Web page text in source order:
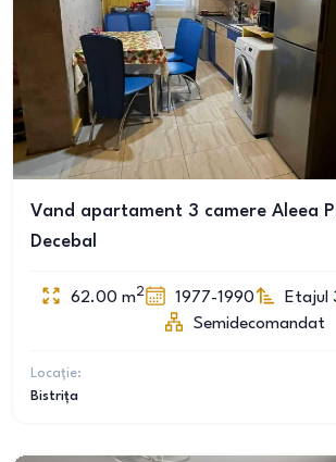
Vand apartament 3 camere Aleea
Decebal
62.00 m2 1977-1990 Etajul
Semidecomandat
Locație:
Bistrița